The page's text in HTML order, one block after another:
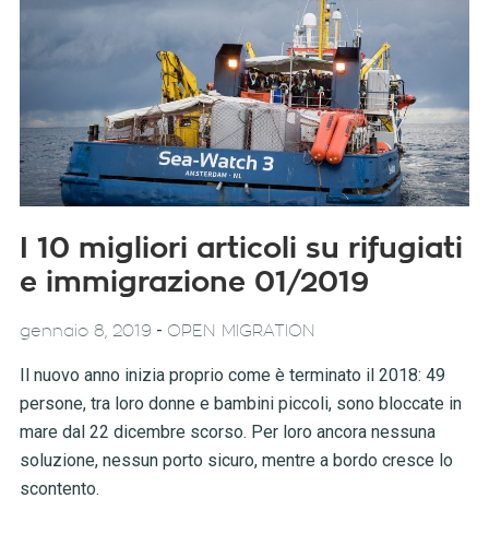
I 10 migliori articoli su rifugiati
e immigrazione 01/2019
gennaio 8, 2019 - OPEN MIGRATION
Il nuovo anno inizia proprio come è terminato il 2018: 49
persone, tra loro donne e bambini piccoli, sono bloccate in
mare dal 22 dicembre scorso. Per loro ancora nessuna
soluzione, nessun porto sicuro, mentre a bordo cresce lo
scontento.